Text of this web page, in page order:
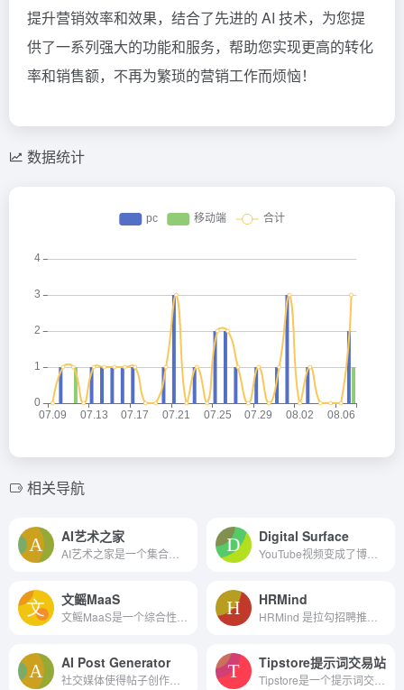
提升营销效率和效果，结合了先进的 AI 技术，为您提
供了一系列强大的功能和服务，帮助您实现更高的转化
率和销售额，不再为繁琐的营销工作而烦恼！
数据统计
相关导航
AI艺术之家 Digital Surface
文鳐MaaS HRMind
AI Post Generator Tipstore提示词交易站